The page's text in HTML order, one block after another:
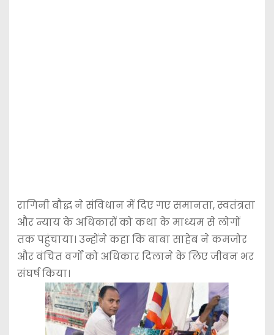
रागिनी बौद्ध ने संविधान में दिए गए समानता, स्वतंत्रता
और न्याय के अधिकारों को कथा के माध्यम से लोगों
तक पहुंचाया। उन्होंने कहा कि बाबा साहेब ने कमजोर
और वंचित वर्गों को अधिकार दिलाने के लिए जीवन भर
संघर्ष किया।